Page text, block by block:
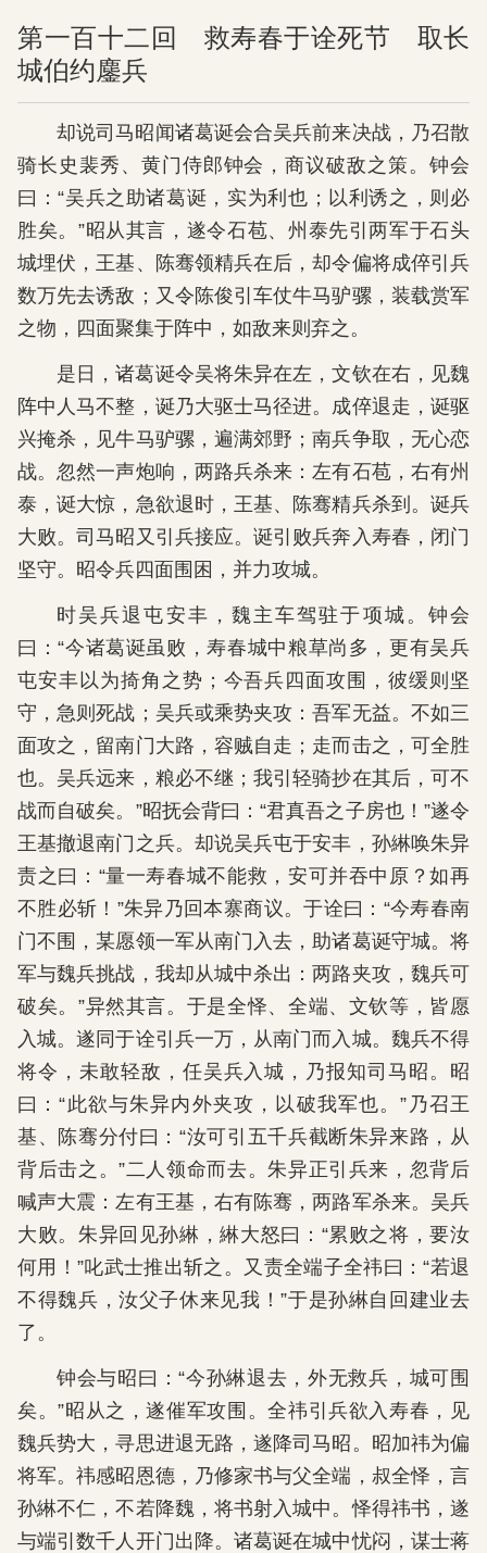
第一百十二回 救寿春于诠死节 取长
城伯约鏖兵
却说司马昭闻诸葛诞会合吴兵前来决战，乃召散
骑长史裴秀、黄门侍郎钟会，商议破敌之策。钟会
曰：“吴兵之助诸葛诞，实为利也；以利诱之，则必
胜矣。”昭从其言，遂令石苞、州泰先引两军于石头
城埋伏，王基、陈骞领精兵在后，却令偏将成倅引兵
数万先去诱敌；又令陈俊引车仗牛马驴骡，装载赏军
之物，四面聚集于阵中，如敌来则弃之。
是日，诸葛诞令吴将朱异在左，文钦在右，见魏
阵中人马不整，诞乃大驱士马径进。成倅退走，诞驱
兴掩杀，见牛马驴骡，遍满郊野；南兵争取，无心恋
战。忽然一声炮响，两路兵杀来：左有石苞，右有州
泰，诞大惊，急欲退时，王基、陈骞精兵杀到。诞兵
大败。司马昭又引兵接应。诞引败兵奔入寿春，闭门
坚守。昭令兵四面围困，并力攻城。
时吴兵退屯安丰，魏主车驾驻于项城。钟会
曰：“今诸葛诞虽败，寿春城中粮草尚多，更有吴兵
屯安丰以为掎角之势；今吾兵四面攻围，彼缓则坚
守，急则死战；吴兵或乘势夹攻：吾军无益。不如三
面攻之，留南门大路，容贼自走；走而击之，可全胜
也。吴兵远来，粮必不继；我引轻骑抄在其后，可不
战而自破矣。”昭抚会背曰：“君真吾之子房也！”遂令
王基撤退南门之兵。却说吴兵屯于安丰，孙綝唤朱异
责之曰：“量一寿春城不能救，安可并吞中原？如再
不胜必斩！”朱异乃回本寨商议。于诠曰：“今寿春南
门不围，某愿领一军从南门入去，助诸葛诞守城。将
军与魏兵挑战，我却从城中杀出：两路夹攻，魏兵可
破矣。”异然其言。于是全怿、全端、文钦等，皆愿
入城。遂同于诠引兵一万，从南门而入城。魏兵不得
将令，未敢轻敌，任吴兵入城，乃报知司马昭。昭
曰：“此欲与朱异内外夹攻，以破我军也。”乃召王
基、陈骞分付曰：“汝可引五千兵截断朱异来路，从
背后击之。”二人领命而去。朱异正引兵来，忽背后
喊声大震：左有王基，右有陈骞，两路军杀来。吴兵
大败。朱异回见孙綝，綝大怒曰：“累败之将，要汝
何用！”叱武士推出斩之。又责全端子全祎曰：“若退
不得魏兵，汝父子休来见我！”于是孙綝自回建业去
了。
钟会与昭曰：“今孙綝退去，外无救兵，城可围
矣。”昭从之，遂催军攻围。全祎引兵欲入寿春，见
魏兵势大，寻思进退无路，遂降司马昭。昭加祎为偏
将军。祎感昭恩德，乃修家书与父全端，叔全怿，言
孙綝不仁，不若降魏，将书射入城中。怿得祎书，遂
与端引数千人开门出降。诸葛诞在城中忧闷，谋士蒋